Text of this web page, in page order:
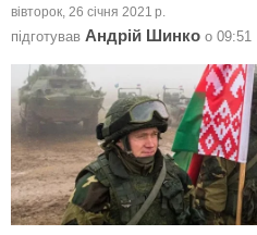
вівторок, 26 січня 2021 р.
підготував Андрій Шинко о 09:51